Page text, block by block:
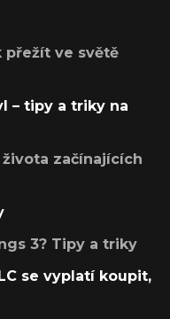
přežít ve světě
– tipy a triky na
začínajících
3? Tipy a triky
se vyplatí koupit,